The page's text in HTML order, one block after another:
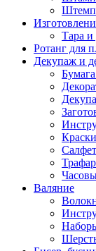
Тара и
Ротанг для
Декупаж и
Валяние